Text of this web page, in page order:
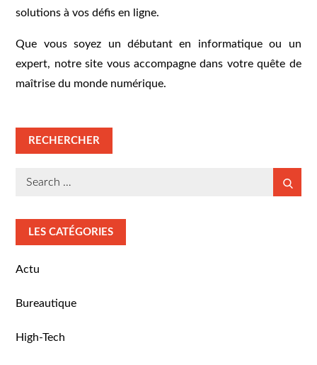
solutions à vos défis en ligne.
Que vous soyez un débutant en informatique ou un
expert, notre site vous accompagne dans votre quête de
maîtrise du monde numérique.
RECHERCHER
Search
Search
LES CATÉGORIES
Actu
Bureautique
High-Tech